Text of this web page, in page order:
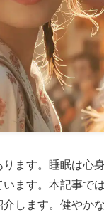
ます。睡眠は心
ます。本記事で
します。健やか